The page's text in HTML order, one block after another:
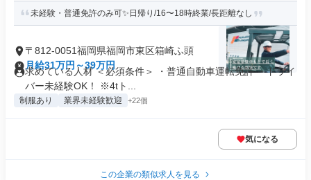
未経験・普通免許のみ可✨日帰り/16〜18時終業/長距離なし
〒812-0051福岡県福岡市東区箱崎ふ頭
月給31万円～39万円
求めている人材 ＜必須条件＞ ・普通自動車運転免許 ・ドライ
バー未経験OK！ ※4tト...
制服あり 業界未経験歓迎 +22個
気になる
この企業の類似求人を見る